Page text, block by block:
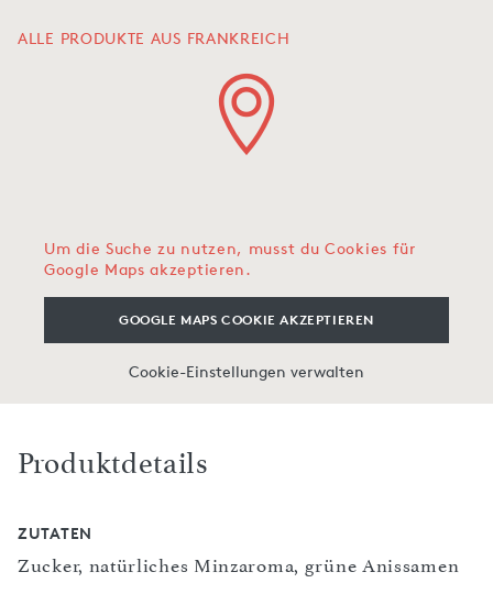
ALLE PRODUKTE AUS FRANKREICH
Um die Suche zu nutzen, musst du Cookies für
Google Maps akzeptieren.
GOOGLE MAPS COOKIE AKZEPTIEREN
Cookie-Einstellungen verwalten
Produktdetails
ZUTATEN
Zucker, natürliches Minzaroma, grüne Anissamen